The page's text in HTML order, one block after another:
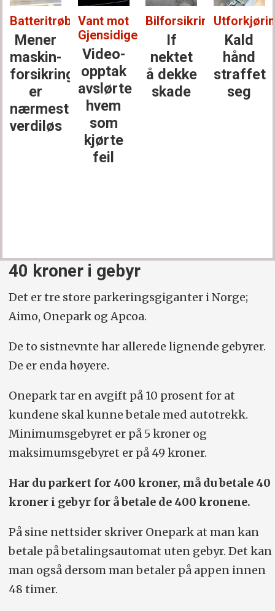
Batteritrøbbel:
Mener
maskin­
forsikringen
er
nærmest
verdiløs
Vant mot
Gjensidige:
Video-
opptak
avslørte
hvem
som
kjørte
feil
Bilforsikring:
If
nektet
å dekke
skade
Kald
hånd
straffet
seg
40 kroner i gebyr
Det er tre store parkeringsgiganter i Norge;
Aimo, Onepark og Apcoa.
De to sistnevnte har allerede lignende gebyrer.
De er enda høyere.
Onepark tar en avgift på 10 prosent for at
kundene skal kunne betale med autotrekk.
Minimumsgebyret er på 5 kroner og
maksimumsgebyret er på 49 kroner.
Har du parkert for 400 kroner, må du betale 40
kroner i gebyr for å betale de 400 kronene.
På sine nettsider skriver Onepark at man kan
betale på betalingsautomat uten gebyr. Det kan
man også dersom man betaler på appen innen
48 timer.